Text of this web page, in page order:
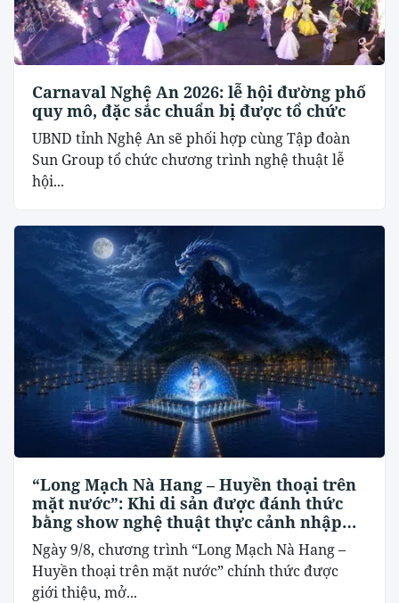
Carnaval Nghệ An 2026: lễ hội đường phố
quy mô, đặc sắc chuẩn bị được tổ chức
UBND tỉnh Nghệ An sẽ phối hợp cùng Tập đoàn
Sun Group tổ chức chương trình nghệ thuật lễ
hội...
“Long Mạch Nà Hang – Huyền thoại trên
mặt nước”: Khi di sản được đánh thức
bằng show nghệ thuật thực cảnh nhập
vai
Ngày 9/8, chương trình “Long Mạch Nà Hang –
Huyền thoại trên mặt nước” chính thức được
giới thiệu, mở...